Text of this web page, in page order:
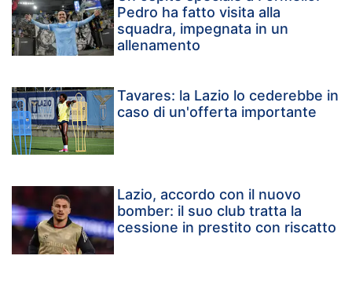
Pedro ha fatto visita alla
squadra, impegnata in un
allenamento
Tavares: la Lazio lo cederebbe in
caso di un'offerta importante
Lazio, accordo con il nuovo
bomber: il suo club tratta la
cessione in prestito con riscatto